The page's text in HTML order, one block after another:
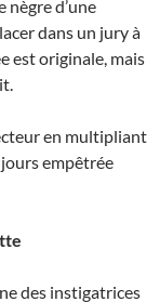
nègre d’une
dans un jury à
est originale, mais
en multipliant
empêtrée
des instigatrices